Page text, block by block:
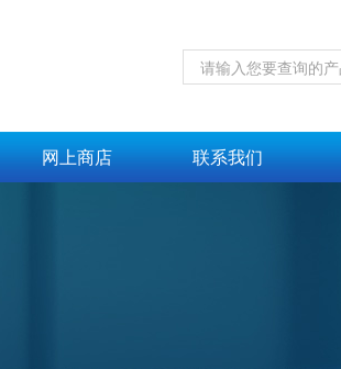
网上商店 联系我们